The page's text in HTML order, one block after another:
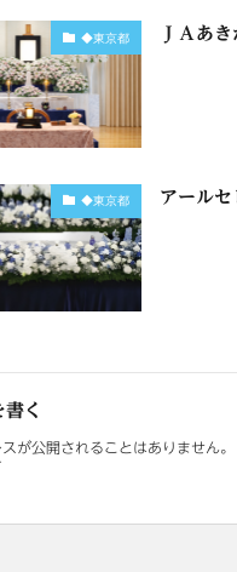
◆東京都 ＪＡあ
◆東京都 アールセ
書く
が公開されることはありません。